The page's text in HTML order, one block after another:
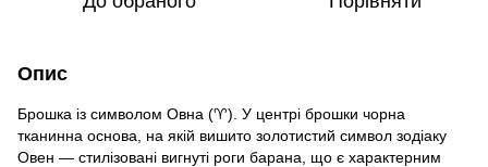
Опис
Брошка із символом Овна (♈). У центрі брошки чорна
тканинна основа, на якій вишито золотистий символ зодіаку
Овен — стилізовані вигнуті роги барана, що є характерним